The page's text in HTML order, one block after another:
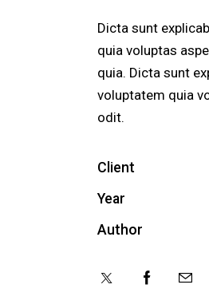
Dicta sunt
quia voluptas
quia. Dicta sunt
voluptatem quia
odit.
Client
Year
Author